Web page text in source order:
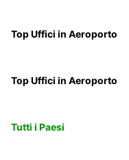
Top Uffici in Aeroporto
Top Uffici in Aeroporto
Tutti i Paesi